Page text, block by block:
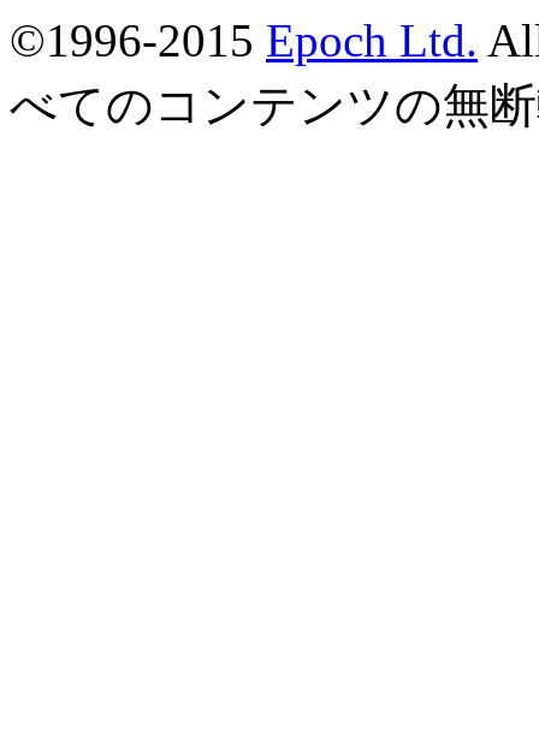
©1996-2015 Epoch Ltd.
べてのコンテンツの無